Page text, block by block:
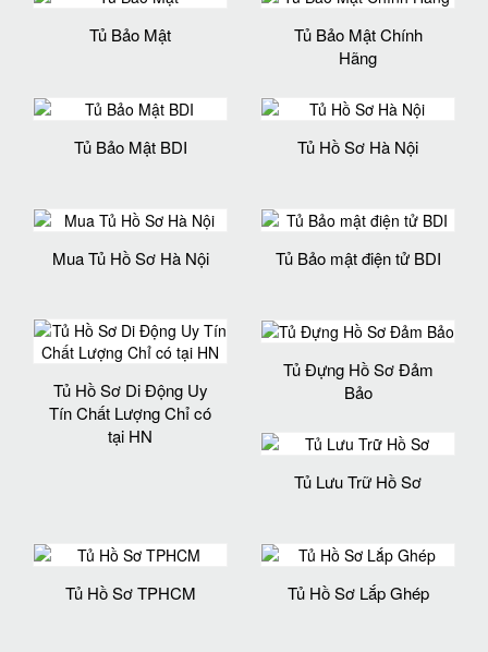
Tủ Bảo Mật
Tủ Bảo Mật Chính
Hãng
Tủ Bảo Mật BDI Tủ Hồ Sơ Hà Nội
Mua Tủ Hồ Sơ Hà Nội Tủ Bảo mật điện tử BDI
Tủ Hồ Sơ Di Động Uy
Tín Chất Lượng Chỉ có
tại HN
Tủ Đựng Hồ Sơ Đảm
Bảo
Tủ Lưu Trữ Hồ Sơ
Tủ Hồ Sơ TPHCM Tủ Hồ Sơ Lắp Ghép